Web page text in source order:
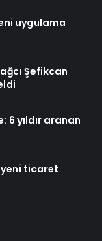
uygulama
Şefikcan
yıldır aranan
yeni ticaret